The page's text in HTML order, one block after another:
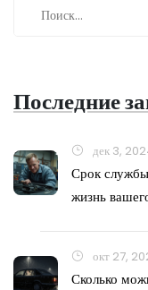
Последние
дек 3,
Срок
жизнь
окт 27,
Сколько